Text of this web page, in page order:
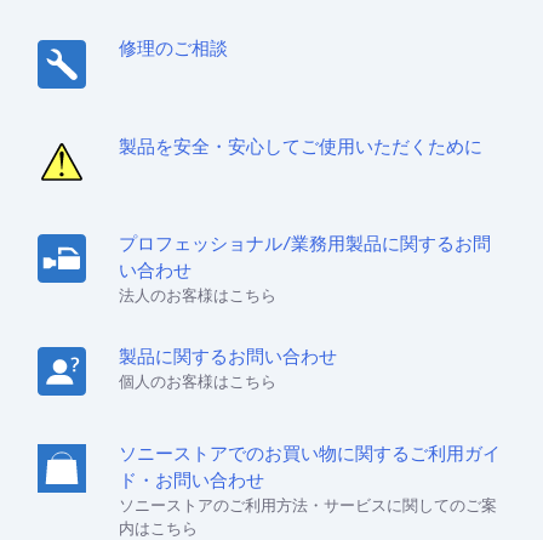
修理のご相談
製品を安全・安心してご使用いただくために
プロフェッショナル/業務用製品に関するお問
い合わせ
法人のお客様はこちら
製品に関するお問い合わせ
個人のお客様はこちら
ソニーストアでのお買い物に関するご利用ガイ
ド・お問い合わせ
ソニーストアのご利用方法・サービスに関してのご案
内はこちら